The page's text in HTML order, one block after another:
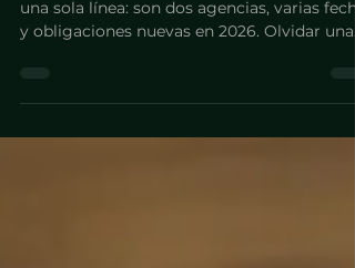
multa
y obligaciones nuevas en 2026. Olvidar una